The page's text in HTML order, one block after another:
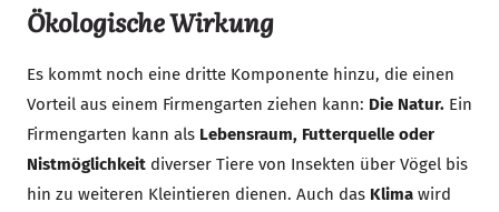
Ökologische Wirkung
Es kommt noch eine dritte Komponente hinzu, die einen
Vorteil aus einem Firmengarten ziehen kann: Die Natur. Ein
Firmengarten kann als Lebensraum, Futterquelle oder
Nistmöglichkeit diverser Tiere von Insekten über Vögel bis
hin zu weiteren Kleintieren dienen. Auch das Klima wird